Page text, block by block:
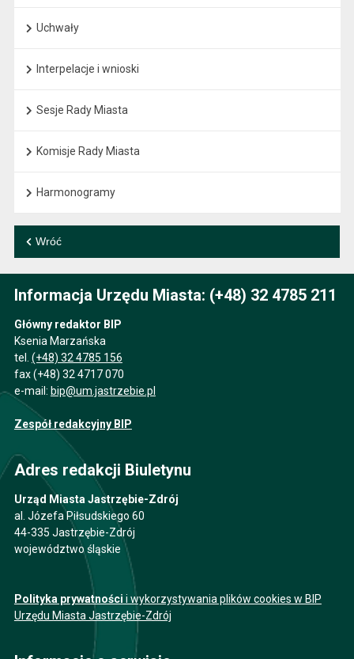
Uchwały
Interpelacje i wnioski
Sesje Rady Miasta
Komisje Rady Miasta
Harmonogramy
Wróć
Informacja Urzędu Miasta: (+48) 32 4785 211
Główny redaktor BIP
Ksenia Marzańska
tel. (+48) 32 4785 156
fax (+48) 32 4717 070
e-mail: bip@um.jastrzebie.pl
Zespół redakcyjny BIP
Adres redakcji Biuletynu
Urząd Miasta Jastrzębie-Zdrój
al. Józefa Piłsudskiego 60
44-335 Jastrzębie-Zdrój
województwo śląskie
Polityka prywatności i wykorzystywania plików cookies w BIP
Urzędu Miasta Jastrzębie-Zdrój